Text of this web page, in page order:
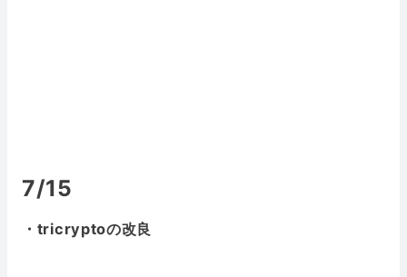
7/15
・tricryptoの改良